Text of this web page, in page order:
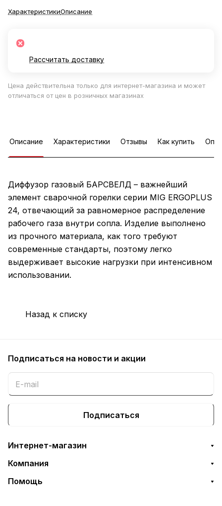
ХарактеристикиОписание
Рассчитать доставку
Цена действительна только для интернет-магазина и может
отличаться от цен в розничных магазинах
Описание Характеристики Отзывы Как купить
Диффузор газовый БАРСВЕЛД – важнейший
элемент сварочной горелки серии MIG ERGOPLUS
24, отвечающий за равномерное распределение
рабочего газа внутри сопла. Изделие выполнено
из прочного материала, как того требуют
современные стандарты, поэтому легко
выдерживает высокие нагрузки при интенсивном
использовании.
Назад к списку
Подписаться на новости и акции
Подписаться
Интернет-магазин
Компания
Помощь